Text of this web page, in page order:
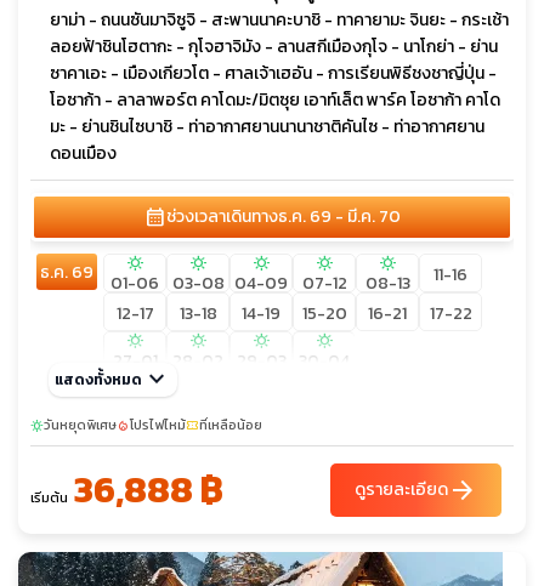
ยาม่า - ถนนซันมาจิซูจิ - สะพานนาคะบาชิ - ทาคายามะ จินยะ - กระเช้า
ลอยฟ้าชินโฮตากะ - กุโจฮาจิมัง - ลานสกีเมืองกุโจ - นาโกย่า - ย่าน
ซาคาเอะ - เมืองเกียวโต - ศาลเจ้าเฮอัน - การเรียนพิธีชงชาญี่ปุ่น -
โอซาก้า - ลาลาพอร์ต คาโดมะ/มิตซุย เอาท์เล็ต พาร์ค โอซาก้า คาโด
มะ - ย่านชินไซบาชิ - ท่าอากาศยานนานาชาติคันไซ - ท่าอากาศยาน
ดอนเมือง
calendar_monthช่วงเวลาเดินทางธ.ค. 69 - มี.ค. 70
ธ.ค. 69 sunny
01-06
sunny
03-08
sunny
04-09
sunny
07-12
sunny
08-13
11-16
12-17
13-18 14-19 15-20 16-21 17-22
sunny
27-01
sunny
28-02
sunny
29-03
sunny
30-04
ม.ค. 70
10-15
28-02
ก.พ. 70
01-06 08-13 sunny
12-17
sunny
16-21
แสดงทั้งหมด keyboard_arrow_down
sunnyวันหยุดพิเศษlocal_fire_departmentโปรไฟไหม้confirmation_numberที่เหลือน้อย
เริ่มต้น 36,888 ฿ ดูรายละเอียดarrow_forward